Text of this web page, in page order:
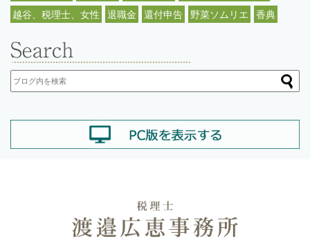
越谷、税理士、女性
退職金 還付申告 野菜ソムリエ 香典